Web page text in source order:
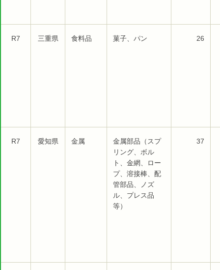
R7 三重県 食料品 菓子、パン 26
R7 愛知県 金属
金属部品（スプ
リング、ボル
ト、金網、ロー
プ、溶接棒、配
管部品、ノズ
ル、プレス品
等）
37